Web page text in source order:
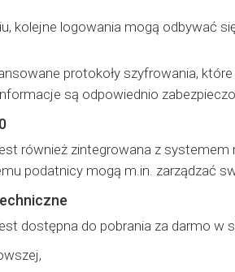
kolejne logowania mogą odbywać
protokoły szyfrowania,
są odpowiednio
również zintegrowana z
podatnicy mogą m.in. zarządzać
dostępna do pobrania za darmo